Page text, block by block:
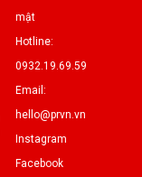
mật
Hotline:
0932.19.69.59
Email:
hello@prvn.vn
Instagram
Facebook